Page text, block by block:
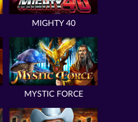
MIGHTY 40
MYSTIC FORCE